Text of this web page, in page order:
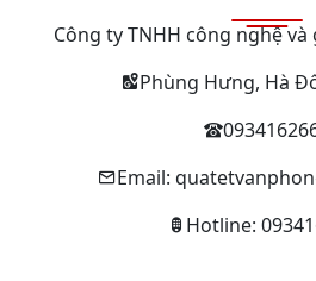
Công ty TNHH công nghệ
Phùng Hưng, Hà
Email:
Hotline: